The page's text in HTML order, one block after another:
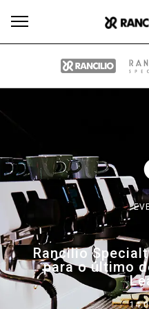
Rancilio
para o último
Our brands
Group